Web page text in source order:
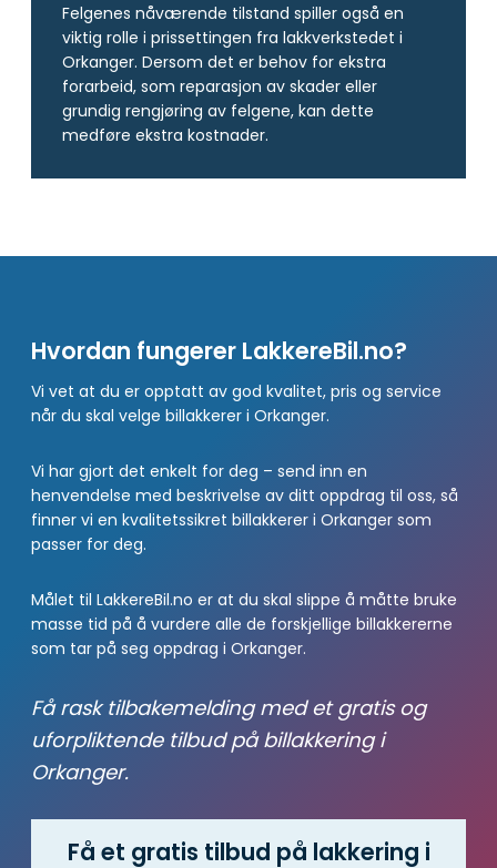
Felgenes nåværende tilstand spiller også en
viktig rolle i prissettingen fra lakkverkstedet i
Orkanger. Dersom det er behov for ekstra
forarbeid, som reparasjon av skader eller
grundig rengjøring av felgene, kan dette
medføre ekstra kostnader.
Hvordan fungerer LakkereBil.no?
Vi vet at du er opptatt av god kvalitet, pris og service
når du skal velge billakkerer i Orkanger.
Vi har gjort det enkelt for deg – send inn en
henvendelse med beskrivelse av ditt oppdrag til oss, så
finner vi en kvalitetssikret billakkerer i Orkanger som
passer for deg.
Målet til LakkereBil.no er at du skal slippe å måtte bruke
masse tid på å vurdere alle de forskjellige billakkererne
som tar på seg oppdrag i Orkanger.
Få rask tilbakemelding med et gratis og
uforpliktende tilbud på billakkering i
Orkanger.
Få et gratis tilbud på lakkering i